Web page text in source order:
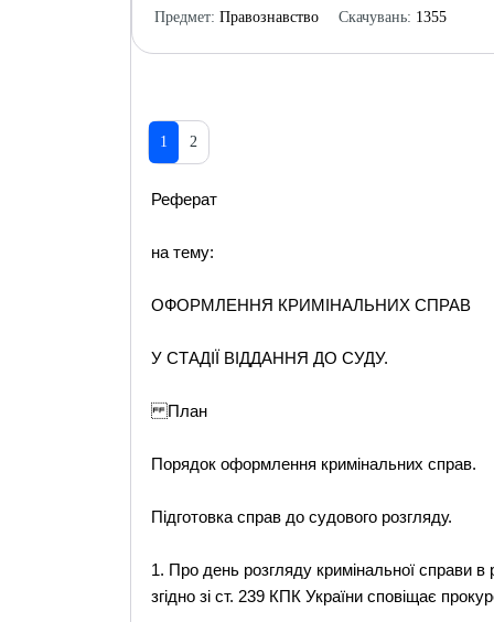
Предмет: Правознавство
Скачувань: 1355
1 2
Реферат
на тему:
ОФОРМЛЕННЯ КРИМІНАЛЬНИХ СПРАВ
У СТАДІЇ ВІДДАННЯ ДО СУДУ.
План
Порядок оформлення кримінальних справ.
Підготовка справ до судового розгляду.
1. Про день розгляду кримінальної справи в
згідно зі ст. 239 КПК України сповіщає